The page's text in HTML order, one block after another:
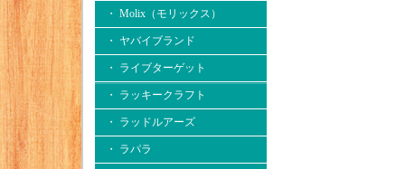
・ Molix（モリックス）
・ ヤバイブランド
・ ライブターゲット
・ ラッキークラフト
・ ラッドルアーズ
・ ラパラ